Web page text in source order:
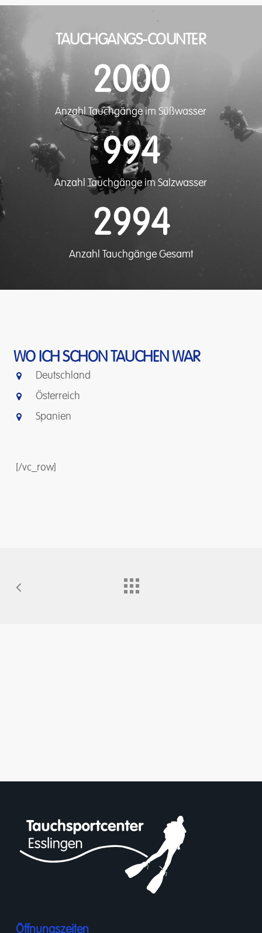
TAUCHGANGS-COUNTER
2000
Anzahl Tauchgänge im Süßwasser
994
Anzahl Tauchgänge im Salzwasser
2994
Anzahl Tauchgänge Gesamt
WO ICH SCHON TAUCHEN WAR
Deutschland
Österreich
Spanien
[/vc_row]
Öffnungszeiten